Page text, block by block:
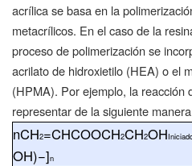
acrílica se basa en la
metacrílicos. En el caso de la
proceso de polimerización se
acrilato de hidroxietilo (HEA) o el
(HPMA). Por ejemplo, la reacción
representar de la siguiente
nCH2=CHCOOCH2CH2OH
OH)−]n